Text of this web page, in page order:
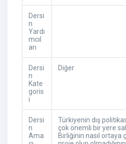
Dersi
n
Yardı
mcıl
arı
Dersi
n
Kate
goris
i
Diğer
Dersi
n
Ama
Türkiyenin dış
çok önemli bir yere
Birliğinin nasıl ortaya